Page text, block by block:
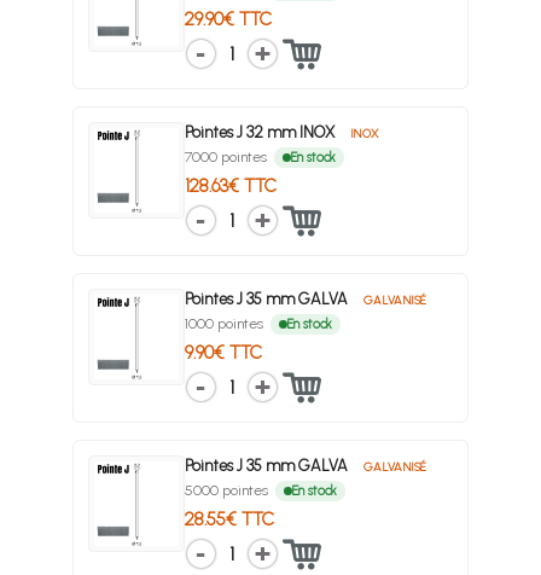
29.90€ TTC
1
Pointes J 32 mm INOX INOX
7000 pointes En stock
128.63€ TTC
1
Pointes J 35 mm GALVA GALVANISÉ
1000 pointes En stock
9.90€ TTC
1
Pointes J 35 mm GALVA GALVANISÉ
5000 pointes En stock
28.55€ TTC
1